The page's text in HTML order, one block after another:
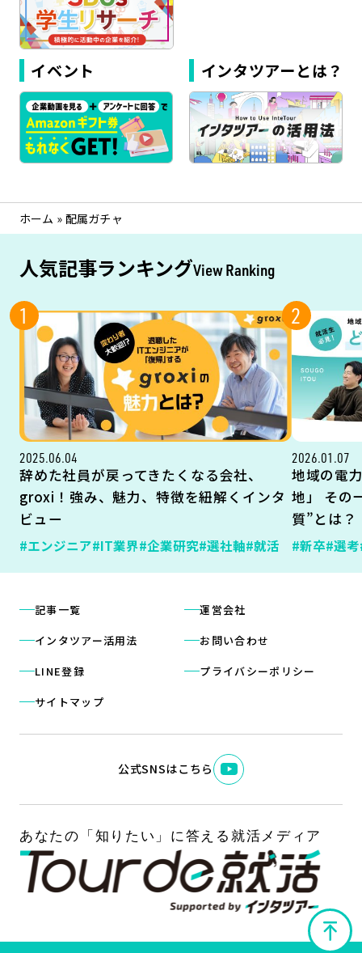
イベント インタツアーとは？
ホーム » 配属ガチャ
人気記事ランキングView Ranking
1
2025.06.04
辞めた社員が戻ってきたくなる会社、
groxi！強み、魅力、特徴を紐解くインタ
ビュー
#エンジニア#IT業界#企業研究#選社軸#就活
2
2026.01.07
地域の電
地」 その
質”とは？
#新卒#選考
記事一覧
インタツアー活用法
LINE登録
サイトマップ
運営会社
お問い合わせ
プライバシーポリシー
公式SNSはこちら